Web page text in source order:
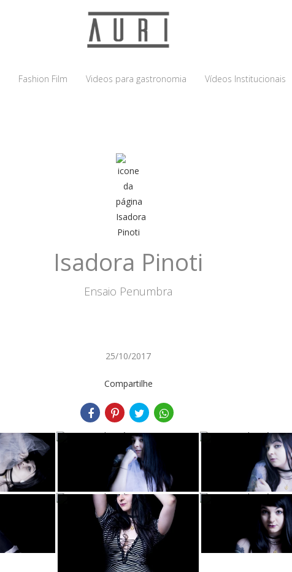
Fashion Film Videos para gastronomia Vídeos Institucionais
Isadora Pinoti
Ensaio Penumbra
25/10/2017
Compartilhe